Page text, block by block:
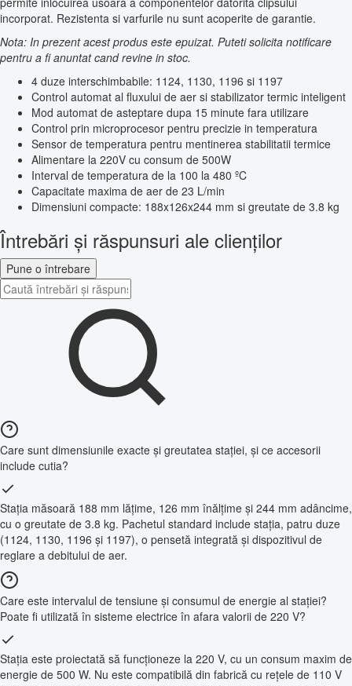
incorporat. Rezistenta si varfurile nu sunt acoperite de garantie.
Nota: In prezent acest produs este epuizat. Puteti solicita notificare
pentru a fi anuntat cand revine in stoc.
4 duze interschimbabile: 1124, 1130, 1196 si 1197
Control automat al fluxului de aer si stabilizator termic inteligent
Mod automat de asteptare dupa 15 minute fara utilizare
Control prin microprocesor pentru precizie in temperatura
Sensor de temperatura pentru mentinerea stabilitatii termice
Alimentare la 220V cu consum de 500W
Interval de temperatura de la 100 la 480 ºC
Capacitate maxima de aer de 23 L/min
Dimensiuni compacte: 188x126x244 mm si greutate de 3.8 kg
Întrebări și răspunsuri ale clienților
Pune o întrebare
Care sunt dimensiunile exacte și greutatea stației, și ce accesorii
include cutia?
Stația măsoară 188 mm lățime, 126 mm înălțime și 244 mm adâncime,
cu o greutate de 3.8 kg. Pachetul standard include stația, patru duze
(1124, 1130, 1196 și 1197), o pensetă integrată și dispozitivul de
reglare a debitului de aer.
Care este intervalul de tensiune și consumul de energie al stației?
Poate fi utilizată în sisteme electrice în afara valorii de 220 V?
Stația este proiectată să funcționeze la 220 V, cu un consum maxim de
energie de 500 W. Nu este compatibilă din fabrică cu rețele de 110 V